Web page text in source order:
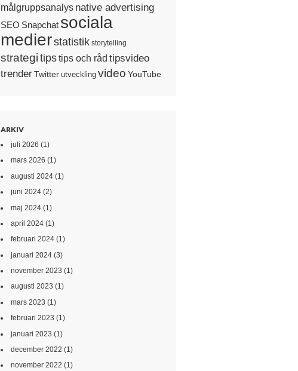
målgruppsanalys native advertising
SEO Snapchat sociala
medierstatistik storytelling
strategi tipstips och råd tipsvideo
trender Twitter utveckling video YouTube
ARKIV
juli 2026 (1)
mars 2026 (1)
augusti 2024(1)
juni 2024(2)
maj 2024(1)
april 2024(1)
februari 2024(1)
januari 2024(3)
november 2023 (1)
augusti 2023 (1)
mars 2023 (1)
februari 2023 (1)
januari 2023 (1)
december 2022 (1)
november 2022 (1)